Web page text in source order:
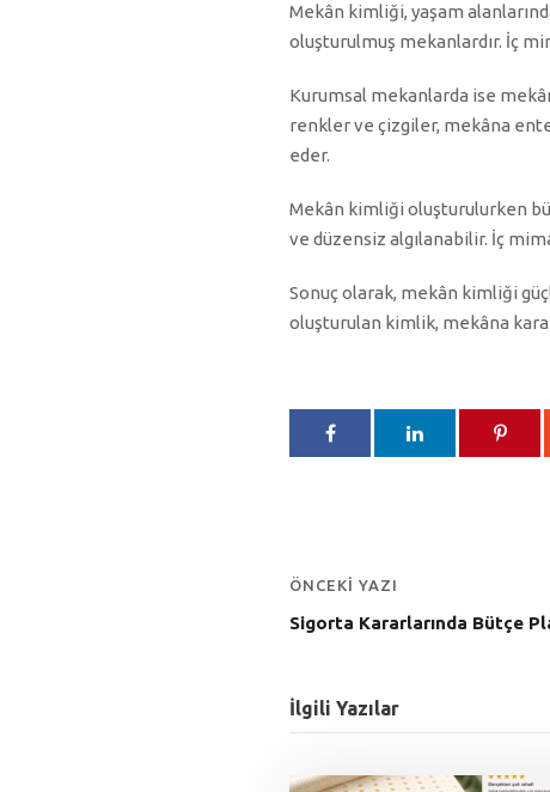
Mekân kimliği, yaşam
oluşturulmuş mekanlardır. İç
Kurumsal mekanlarda ise
renkler ve çizgiler, mekâna
eder.
Mekân kimliği oluşturulurken
ve düzensiz algılanabilir. İç
Sonuç olarak, mekân kimliği
oluşturulan kimlik, mekâna
ÖNCEKI YAZI
Sigorta Kararlarında Bütçe
İlgili Yazılar